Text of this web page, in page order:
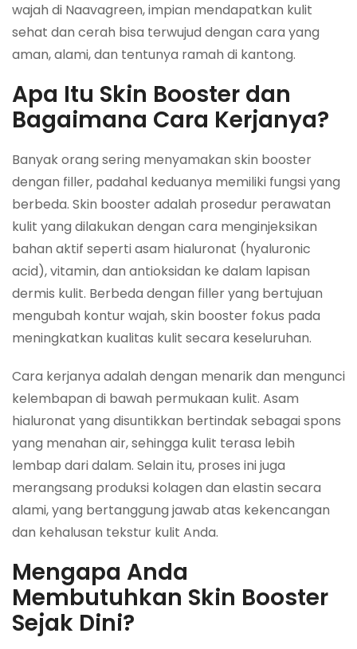
wajah di Naavagreen, impian mendapatkan kulit
sehat dan cerah bisa terwujud dengan cara yang
aman, alami, dan tentunya ramah di kantong.
Apa Itu Skin Booster dan
Bagaimana Cara Kerjanya?
Banyak orang sering menyamakan skin booster
dengan filler, padahal keduanya memiliki fungsi yang
berbeda. Skin booster adalah prosedur perawatan
kulit yang dilakukan dengan cara menginjeksikan
bahan aktif seperti asam hialuronat (hyaluronic
acid), vitamin, dan antioksidan ke dalam lapisan
dermis kulit. Berbeda dengan filler yang bertujuan
mengubah kontur wajah, skin booster fokus pada
meningkatkan kualitas kulit secara keseluruhan.
Cara kerjanya adalah dengan menarik dan mengunci
kelembapan di bawah permukaan kulit. Asam
hialuronat yang disuntikkan bertindak sebagai spons
yang menahan air, sehingga kulit terasa lebih
lembap dari dalam. Selain itu, proses ini juga
merangsang produksi kolagen dan elastin secara
alami, yang bertanggung jawab atas kekencangan
dan kehalusan tekstur kulit Anda.
Mengapa Anda
Membutuhkan Skin Booster
Sejak Dini?